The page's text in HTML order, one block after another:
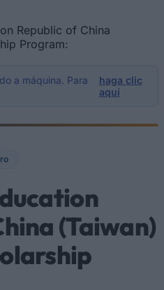
aquí
Republic of China
Program:
a máquina. Para
haga clic
aquí
(Taiwan)